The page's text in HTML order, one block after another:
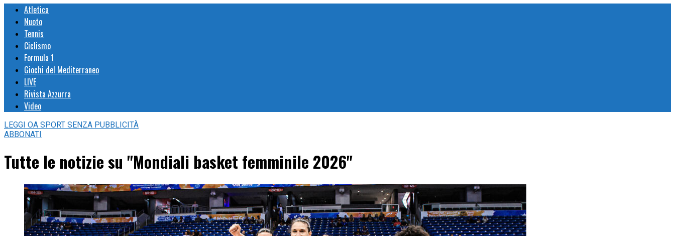
Atletica
Nuoto
Tennis
Ciclismo
Formula 1
Giochi del Mediterraneo
LIVE
Rivista Azzurra
Video
LEGGI OA SPORT SENZA PUBBLICITÀ
ABBONATI
Tutte le notizie su "Mondiali basket femminile 2026"